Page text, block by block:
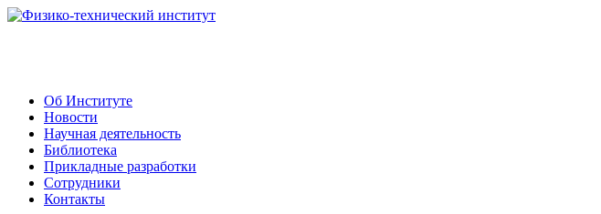
Об Институте
Новости
Научная деятельность
Библиотека
Прикладные разработки
Сотрудники
Контакты